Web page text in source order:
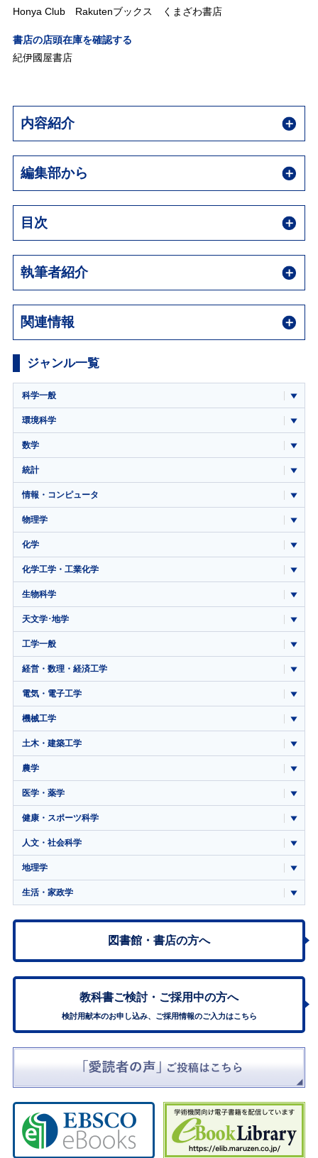
Honya Club
Rakutenブックス くまざわ書店
書店の店頭在庫を確認する
紀伊國屋書店
内容紹介
編集部から
目次
執筆者紹介
関連情報
ジャンル一覧
科学一般
環境科学
数学
統計
情報・コンピュータ
物理学
化学
化学工学・工業化学
生物科学
天文学･地学
工学一般
経営・数理・経済工学
電気・電子工学
機械工学
土木・建築工学
農学
医学・薬学
健康・スポーツ科学
人文・社会科学
地理学
生活・家政学
図書館・書店の方へ
教科書ご検討・ ご採用中の方へ
検討用献本のお申し込み、ご採用情報のご入力はこちら